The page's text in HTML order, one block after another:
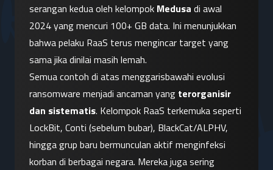
serangan kedua oleh kelompok Medusa di awal
2024 yang mencuri 100+ GB data. Ini menunjukkan
bahwa pelaku RaaS terus mengincar target yang
sama jika dinilai masih lemah.
Semua contoh di atas menggarisbawahi evolusi
ransomware menjadi ancaman yang terorganisir
dan sistematis. Kelompok RaaS terkemuka seperti
LockBit, Conti (sebelum bubar), BlackCat/ALPHV,
hingga grup baru bermunculan aktif menginfeksi
korban di berbagai negara. Mereka juga sering